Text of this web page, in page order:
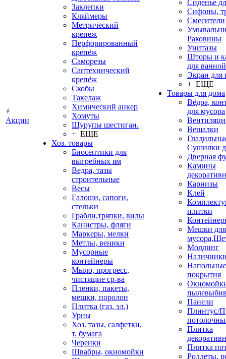
Акции
Заклепки
Кляймеры
Метрический
крепеж
Перфорированный
крепёж
Саморезы
Сантехнический
крепёж
Скобы
Такелаж
Химический анкер
Хомуты
Шурупы шестиган.
+ ЕЩЕ
Хоз. товары
Биосептики для
выгребных ям
Ведра, тазы
строительные
Весы
Галоши, сапоги,
стельки
Грабли,тряпки, вилы
Канистры, фляги
Маркеры, мелки
Метлы, веники
Мусорные
контейнеры
Мыло, прогресс,
чистящие ср-ва
Пленки, пакеты,
мешки, поролон
Плитка (газ, эл.)
Урны
Хоз. тазы, салфетки,
т. бумага
Черенки
Швабры, окномойки
Сиденье
Сифоны,
Смесители
Раковины
Унитазы
Шторы и
для ванной
Экран для
+ ЕЩЕ
Товары для дома
Вёдра,
для мусора
Вешалки
Сушилки
Дверная
Камины
Карнизы
Клей
плитки
Мешки для
Молдинг
Напольные
покрытия
Панели
Плинтус/
Плитка
Плитка
Роллеты,